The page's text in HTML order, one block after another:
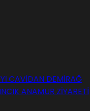
CAVİDAN DEMİRAĞ
ANAMUR ZİYARETİ